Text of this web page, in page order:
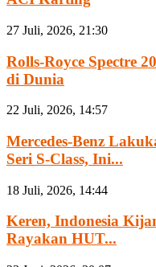
27 Juli, 2026, 21:30
Rolls-Royce Spectre
di Dunia
22 Juli, 2026, 14:57
Mercedes-Benz
Seri S-Class, Ini...
18 Juli, 2026, 14:44
Keren, Indonesia
Rayakan HUT...